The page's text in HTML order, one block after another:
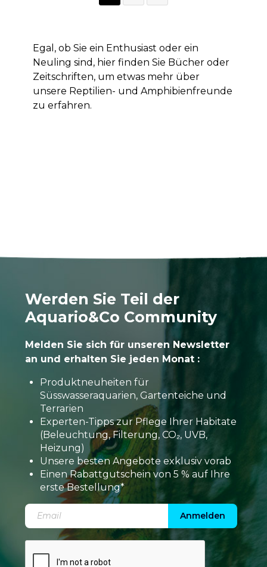
Egal, ob Sie ein Enthusiast oder ein
Neuling sind, hier finden Sie Bücher oder
Zeitschriften, um etwas mehr über
unsere Reptilien- und Amphibienfreunde
zu erfahren.
Werden Sie Teil der
Aquario&Co Community
Melden Sie sich für unseren Newsletter
an und erhalten Sie jeden Monat :
Produktneuheiten für
Süsswasseraquarien, Gartenteiche und
Terrarien
Experten-Tipps zur Pflege Ihrer Habitate
(Beleuchtung, Filterung, CO₂, UVB,
Heizung)
Unsere besten Angebote exklusiv vorab
Einen Rabattgutschein von 5 % auf Ihre
erste Bestellung*
Anmelden